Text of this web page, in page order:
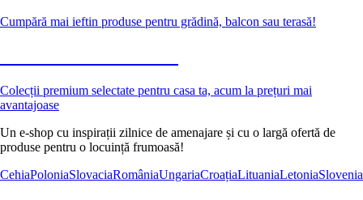
Cumpără mai ieftin produse pentru grădină, balcon sau terasă!
Colecții premium selectate pentru casa ta, acum la prețuri mai
avantajoase
Un e-shop cu inspirații zilnice de amenajare și cu o largă ofertă de
produse pentru o locuință frumoasă!
CehiaPoloniaSlovaciaRomâniaUngariaCroațiaLituaniaLetoniaSlovenia